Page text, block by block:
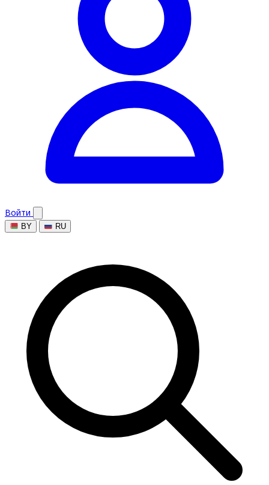
Войти
BY RU